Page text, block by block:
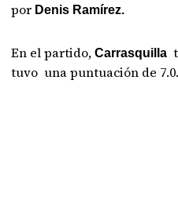
por Denis Ramírez.
En el partido,Carrasquilla
tuvo una puntuación de 7.0.